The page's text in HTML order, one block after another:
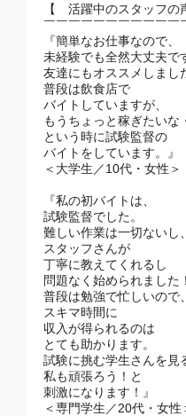
【 活躍中のスタッフの
￣￣￣￣￣￣￣￣￣￣￣
『簡単なお仕事なので、
未経験でも全然大丈夫で
友達にもオススメしまし
普段は飲食店で
バイトしていますが、
もうちょっと稼ぎたいな
という時に試験監督の
バイトをしています。』
＜大学生／10代・女性＞
『私の初バイトは、
試験監督でした。
難しい作業は一切ないし、
スタッフさんが
丁寧に教えてくれるし
問題なく始められました！
普段は勉強で忙しいので、
スキマ時間に
収入が得られるのは
とても助かります。
試験に挑む学生さんを見
私も頑張ろう！と
刺激になります！』
＜専門学生／20代・女性